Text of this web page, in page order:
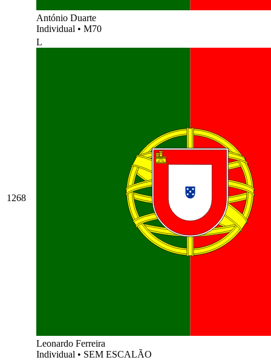
António Duarte
Individual • M70
1268
L
Leonardo Ferreira
Individual • SEM ESCALÃO